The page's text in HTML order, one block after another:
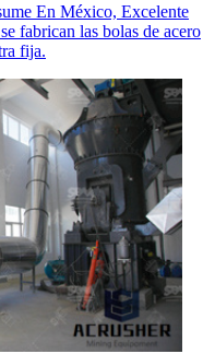
En México, Excelente
fabrican las bolas de acero
fija.